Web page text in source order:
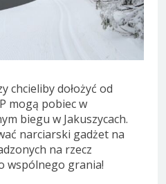
chcieliby dołożyć od
mogą pobiec w
biegu w Jakuszycach.
narciarski gadżet na
na rzecz
wspólnego grania!